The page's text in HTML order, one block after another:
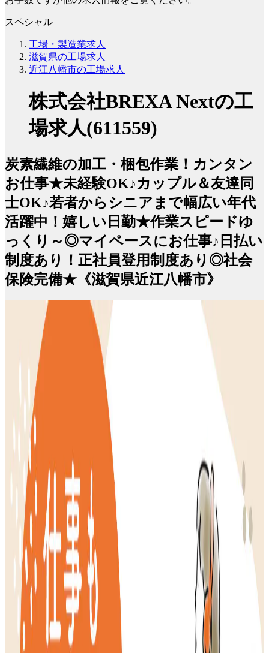
スペシャル
工場・製造業求人
滋賀県の工場求人
近江八幡市の工場求人
株式会社BREXA Nextの工
場求人(611559)
炭素繊維の加工・梱包作業！カンタン
お仕事★未経験OK♪カップル＆友達同
士OK♪若者からシニアまで幅広い年代
活躍中！嬉しい日勤★作業スピードゆ
っくり～◎マイペースにお仕事♪日払い
制度あり！正社員登用制度あり◎社会
保険完備★《滋賀県近江八幡市》